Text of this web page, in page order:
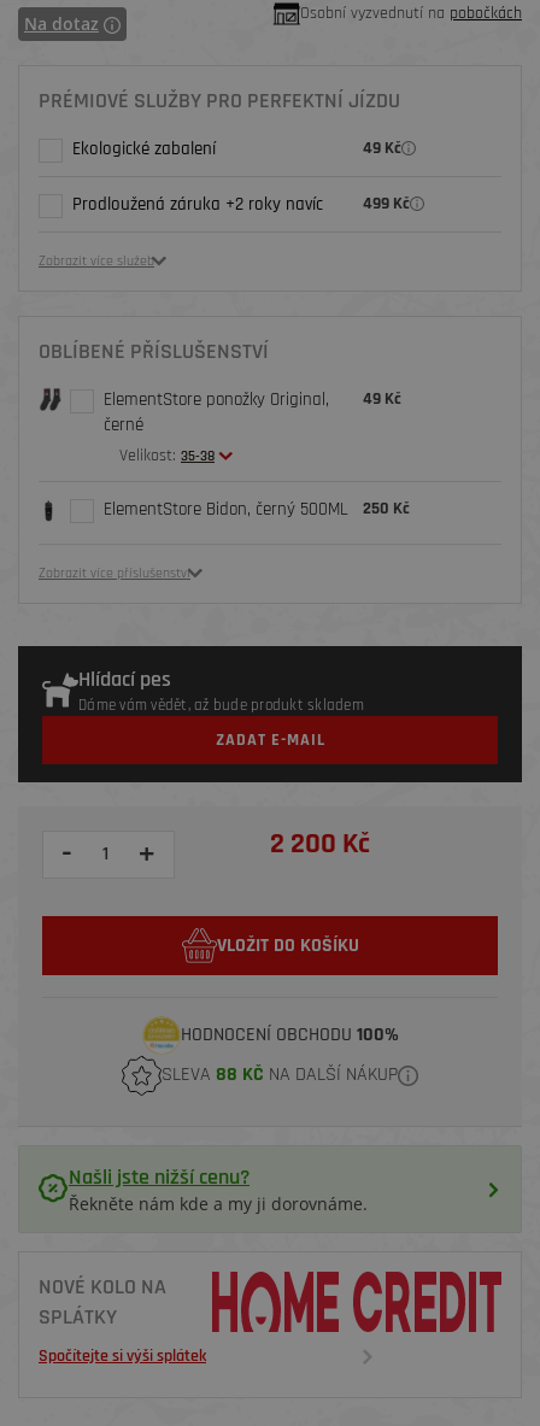
Na dotaz Osobní vyzvednutí na pobočkách
PRÉMIOVÉ SLUŽBY PRO PERFEKTNÍ JÍZDU
Ekologické zabalení 49 Kč
Prodloužená záruka +2 roky navíc 499 Kč
Zobrazit více služeb
OBLÍBENÉ PŘÍSLUŠENSTVÍ
ElementStore ponožky Original,
černé
Velikost: 35-38
49 Kč
ElementStore Bidon, černý 500ML 250 Kč
Zobrazit více příslušenství
Hlídací pes
Dáme vám vědět, až bude produkt skladem
ZADAT E-MAIL
- + 2 200 Kč
VLOŽIT DO KOŠÍKU
HODNOCENÍ OBCHODU 100%
SLEVA 88 KČ NA DALŠÍ NÁKUP
Našli jste nižší cenu?
Řekněte nám kde a my ji dorovnáme.
NOVÉ KOLO NA
SPLÁTKY
Spočítejte si výši splátek